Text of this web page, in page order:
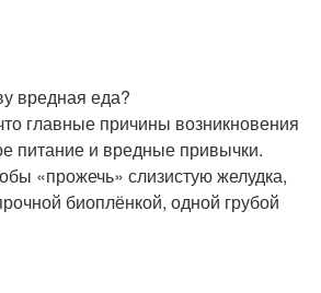
вредная еда?
главные причины возникновения
питание и вредные привычки.
«прожечь» слизистую желудка,
биоплёнкой, одной грубой